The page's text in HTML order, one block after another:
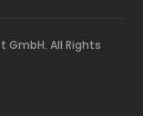
All Rights